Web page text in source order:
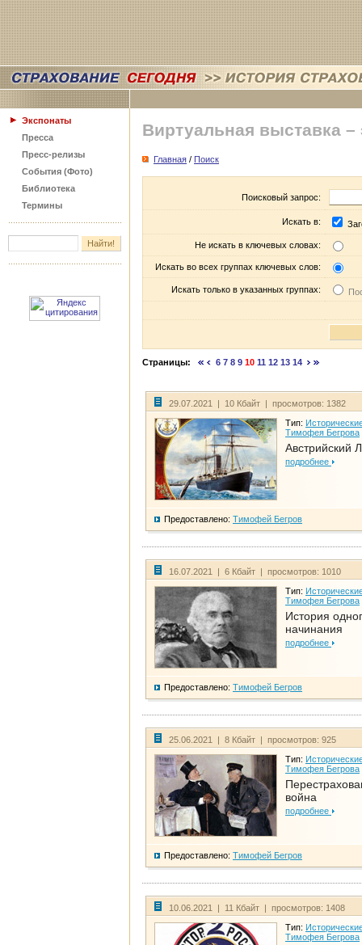
Экспонаты
Пресса
Пресс-релизы
События (Фото)
Библиотека
Термины
Виртуальная выставка –
Главная / Поиск
Поисковый запрос:
Искать в:
Не искать в ключевых словах:
Искать во всех группах ключевых слов:
Искать только в указанных группах:
Страницы: 6 7 8 9 10 11 12 13 14
29.07.2021 | 10 Кбайт | просмотров: 1382
Тип:
Тимофея Бегрова
Австрийский
подробнее
Предоставлено: Тимофей Бегров
16.07.2021 | 6 Кбайт | просмотров: 1010
Тип:
Тимофея Бегрова
История
начинания
подробнее
Предоставлено: Тимофей Бегров
25.06.2021 | 8 Кбайт | просмотров: 925
Тип:
Тимофея Бегрова
война
подробнее
Предоставлено: Тимофей Бегров
10.06.2021 | 11 Кбайт | просмотров: 1408
Тип:
Тимофея Бегрова